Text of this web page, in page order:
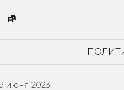
июня 2023